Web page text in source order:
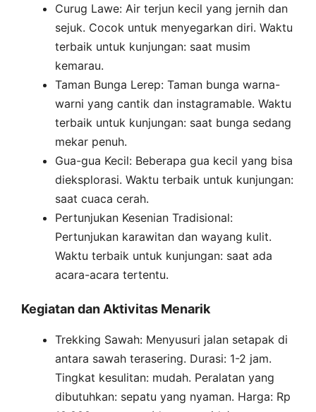
Curug Lawe: Air terjun kecil yang jernih dan
sejuk. Cocok untuk menyegarkan diri. Waktu
terbaik untuk kunjungan: saat musim
kemarau.
Taman Bunga Lerep: Taman bunga warna-
warni yang cantik dan instagramable. Waktu
terbaik untuk kunjungan: saat bunga sedang
mekar penuh.
Gua-gua Kecil: Beberapa gua kecil yang bisa
dieksplorasi. Waktu terbaik untuk kunjungan:
saat cuaca cerah.
Pertunjukan Kesenian Tradisional:
Pertunjukan karawitan dan wayang kulit.
Waktu terbaik untuk kunjungan: saat ada
acara-acara tertentu.
Kegiatan dan Aktivitas Menarik
Trekking Sawah: Menyusuri jalan setapak di
antara sawah terasering. Durasi: 1-2 jam.
Tingkat kesulitan: mudah. Peralatan yang
dibutuhkan: sepatu yang nyaman. Harga: Rp